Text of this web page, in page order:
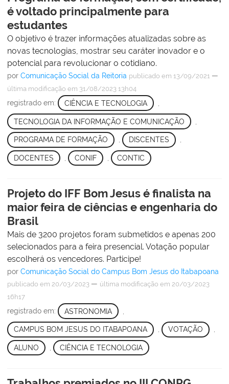
é voltado principalmente para
estudantes
O objetivo é trazer informações atualizadas sobre as
novas tecnologias, mostrar seu caráter inovador e o
potencial para revolucionar o cotidiano.
por Comunicação Social da Reitoria publicado em 13/09/2021 —
última modificação em 31/08/2023 13h04
registrado em: CIÊNCIA E TECNOLOGIA
TECNOLOGIA DA INFORMAÇÃO E COMUNICAÇÃO
PROGRAMA DE FORMAÇÃO , DISCENTES ,
DOCENTES CONIF CONTIC
Projeto do IFF Bom Jesus é finalista na
maior feira de ciências e engenharia do
Brasil
Mais de 3200 projetos foram submetidos e apenas 200
selecionados para a feira presencial. Votação popular
escolherá os vencedores. Participe!
por Comunicação Social do Campus Bom Jesus do Itabapoana
publicado em 20/03/2023 — última modificação em 20/03/2023
16h17
registrado em: ASTRONOMIA
CAMPUS BOM JESUS DO ITABAPOANA , VOTAÇÃO ,
ALUNO CIÊNCIA E TECNOLOGIA